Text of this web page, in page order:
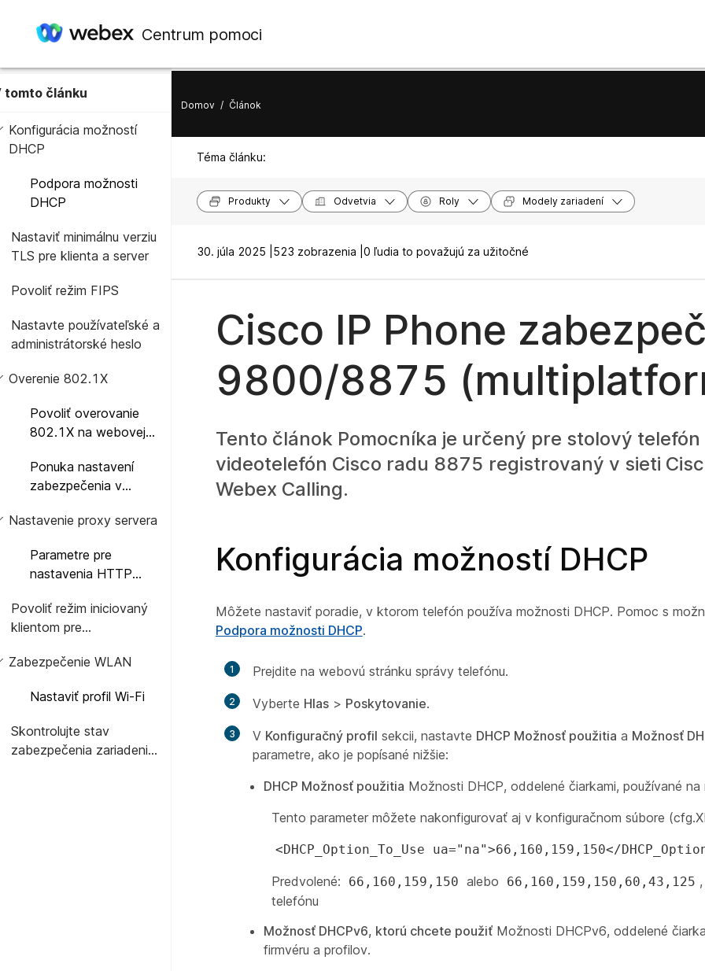
Centrum pomoci
tomto článku
Konfigurácia možností
DHCP
Podpora možnosti
DHCP
Nastaviť minimálnu verziu
TLS pre klienta a server
Povoliť režim FIPS
Nastavte používateľské a
administrátorské heslo
Overenie 802.1X
Povoliť overovanie
802.1X na webovej
Ponuka nastavení
zabezpečenia v
Nastavenie proxy servera
Parametre pre
nastavenia HTTP
Povoliť režim iniciovaný
klientom pre
zabezpečení mediálnej
Zabezpečenie WLAN
Nastaviť profil Wi-Fi
Skontrolujte stav
zabezpečenia zariadenia
Domov / Článok
Téma článku:
Produkty Odvetvia Roly Modely zariadení
30. júla 2025 | 523 zobrazenia | 0 ľudia to považujú za užitočné
Cisco IP Phone
9800/8875
Tento článok Pomocníka je určený pre stolový
videotelefón Cisco radu 8875 registrovaný v sieti
Webex Calling.
Konfigurácia možností DHCP
Môžete nastaviť poradie, v ktorom telefón používa možnosti DHCP. Pomoc s
Podpora možnosti DHCP.
1 Prejdite na webovú stránku správy telefónu.
2 Vyberte Hlas> Poskytovanie.
3 V Konfiguračný profil sekcii, nastavte DHCP Možnosť použitia a Možnosť
parametre, ako je popísané nižšie:
DHCP Možnosť použitia Možnosti DHCP, oddelené čiarkami, používané
Tento parameter môžete nakonfigurovať aj v konfiguračnom súbore
<DHCP_Option_To_Use ua="na">66,160,159,150</
Predvolené: 66,160,159,150 alebo 66,160,159,150,60,43,125
telefónu
Možnosť DHCPv6, ktorú chcete použiťMožnosti DHCPv6, oddelené
firmvéru a profilov.